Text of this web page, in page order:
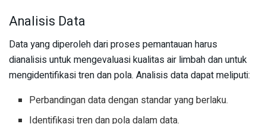
Analisis Data
Data yang diperoleh dari proses pemantauan harus
dianalisis untuk mengevaluasi kualitas air limbah dan untuk
mengidentifikasi tren dan pola. Analisis data dapat meliputi:
Perbandingan data dengan standar yang berlaku.
Identifikasi tren dan pola dalam data.